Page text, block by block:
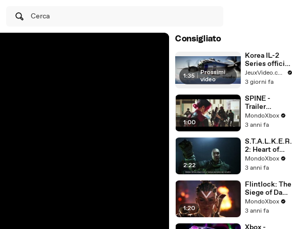
Cerca
Consigliato
1:35
Prossimi
video
Korea IL-2
Series official
trailer
JeuxVideo.com
3 giorni fa
1:00
SPINE -
Trailer
Gameplay
MondoXbox
3 anni fa
2:22
S.T.A.L.K.E.R.
2: Heart of
Chornobyl -
Trailer Storia -
MondoXbox
3 anni fa
1:20
Flintlock: The
Siege of Dawn
- Trailer
Gameplay
MondoXbox
3 anni fa